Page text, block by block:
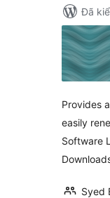
Đã
Provides
easily
Software
Syed